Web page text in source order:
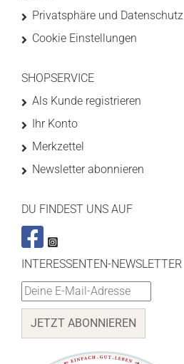
Privatsphäre und Datenschutz
Cookie Einstellungen
SHOPSERVICE
Als Kunde registrieren
Ihr Konto
Merkzettel
Newsletter abonnieren
DU FINDEST UNS AUF
INTERESSENTEN-NEWSLETTER
JETZT ABONNIEREN